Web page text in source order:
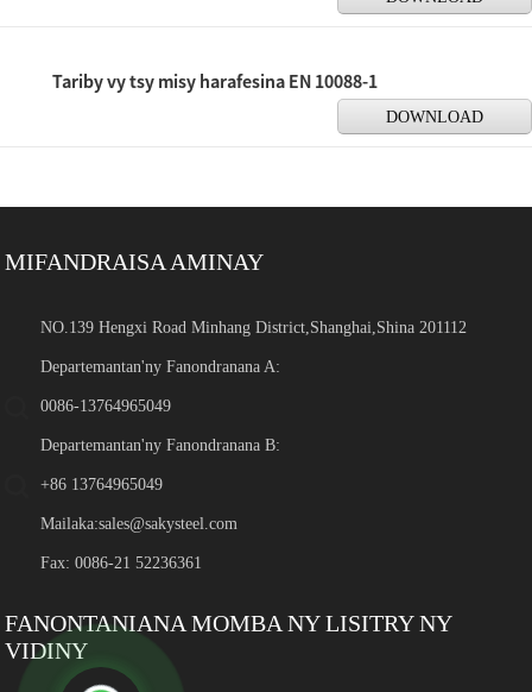
Tariby vy tsy misy harafesina EN 10088-1
DOWNLOAD
MIFANDRAISA AMINAY
NO.139 Hengxi Road Minhang District,Shanghai,Shina 201112
Departemantan'ny Fanondranana A:
0086-13764965049
Departemantan'ny Fanondranana B:
+86 13764965049
Mailaka:sales@sakysteel.com
Fax: 0086-21 52236361
FANONTANIANA MOMBA NY LISITRY NY
VIDINY